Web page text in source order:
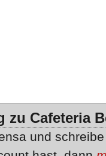
zu Cafeteria
und